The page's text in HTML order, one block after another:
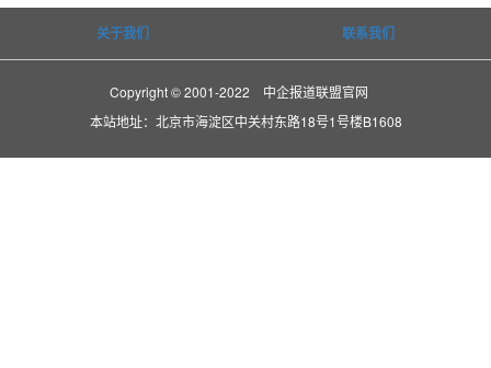
关于我们 联系我们
Copyright © 2001-2022 中企报道联盟官网
本站地址：北京市海淀区中关村东路18号1号楼B1608